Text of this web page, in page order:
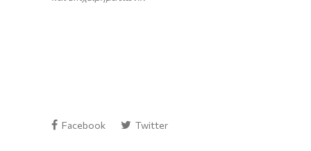
Facebook Twitter